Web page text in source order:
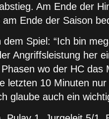
Am Ende der
Ende der Saison
Spiel: “Ich bin
Angriffsleistung her
wo der HC
letzten 10 Minuten
glaube auch ein